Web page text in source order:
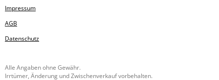
Impressum
AGB
Datenschutz
Alle Angaben ohne Gewähr.
Irrtümer, Änderung und Zwischenverkauf vorbehalten.